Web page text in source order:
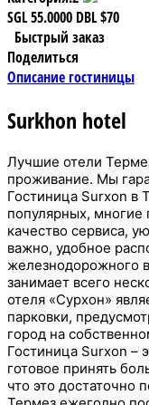
SGL55.0000 DBL$70
Быстрый заказ
Поделиться
Описание гостиницы
Surkhon hotel
Лучшие отели
проживание. Мы
Гостиница Surxon в
популярных,
качество сервиса,
важно, удобное
железнодорожного
занимает всего
отеля «Сурхон»
парковки,
город на
Гостиница Surxon –
готовое принять
что это достаточно